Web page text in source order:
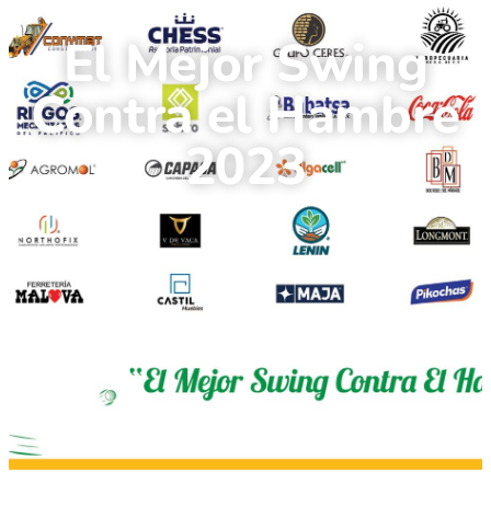
El Mejor Swing
Contra el Hambre
2023